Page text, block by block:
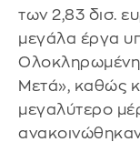
των 2,83 δισ.
μεγάλα έργα
Μετά», καθώς
μεγαλύτερο